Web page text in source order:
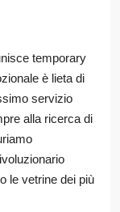
temporary
è lieta di
servizio
alla ricerca di
le vetrine dei più